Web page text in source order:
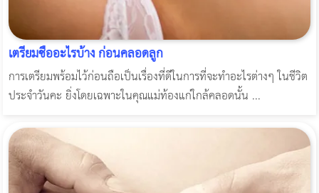
เตรียมซื้ออะไรบ้าง ก่อนคลอดลูก
การเตรียมพร้อมไว้ก่อนถือเป็นเรื่องที่ดีในการที่จะทำอะไรต่างๆ ในชีวิต
ประจำวันคะ ยิ่งโดยเฉพาะในคุณแม่ท้องแก่ใกล้คลอดนั้น ...